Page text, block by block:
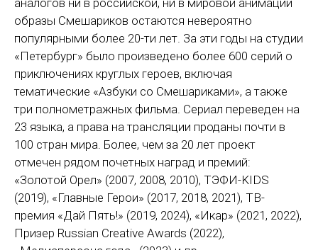
аналогов ни в российской, ни в мировой анимации
образы Смешариков остаются невероятно
популярными более 20-ти лет. За эти годы на студии
«Петербург» было произведено более 600 серий о
приключениях круглых героев, включая
тематические «Азбуки со Смешариками», а также
три полнометражных фильма. Сериал переведен на
23 языка, а права на трансляции проданы почти в
100 стран мира. Более, чем за 20 лет проект
отмечен рядом почетных наград и премий:
«Золотой Орел» (2007, 2008, 2010), ТЭФИ-KIDS
(2019), «Главные Герои» (2017, 2018, 2021), ТВ-
премия «Дай Пять!» (2019, 2024), «Икар» (2021, 2022),
Призер Russian Creative Awards (2022),